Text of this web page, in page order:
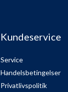
Kundeservice
Service
Handelsbetingelser
Privatlivspolitik